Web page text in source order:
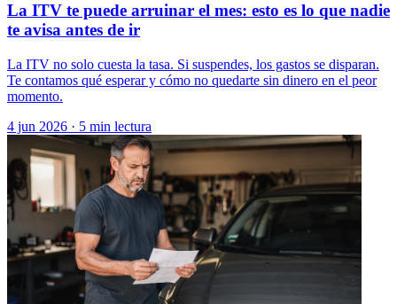
La ITV te puede arruinar el mes: esto es lo que nadie
te avisa antes de ir
La ITV no solo cuesta la tasa. Si suspendes, los gastos se disparan.
Te contamos qué esperar y cómo no quedarte sin dinero en el peor
momento.
4 jun 2026 · 5 min lectura